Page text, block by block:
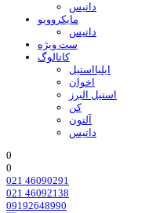
داتیس
مایکروویو
داتیس
ست ویژه
کاتالوگ
ایلیااستیل
اخوان
استیل البرز
کن
آلتون
داتیس
0
0
021 46090291
021 46092138
09192648990